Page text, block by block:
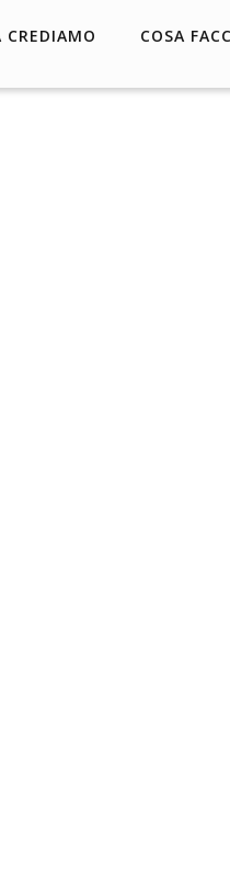
CREDIAMO COSA